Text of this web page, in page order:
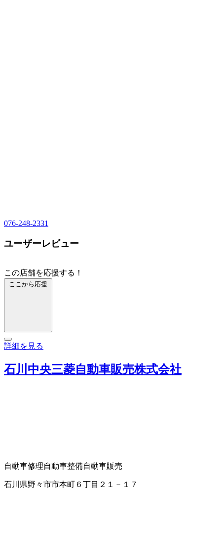
076-248-2331
ユーザーレビュー
この店舗を応援する！
ここから応援
詳細を見る
石川中央三菱自動車販売株式会社
自動車修理自動車整備自動車販売
石川県野々市市本町６丁目２１－１７